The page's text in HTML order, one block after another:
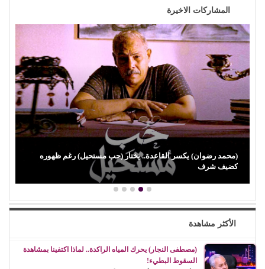
المشاركات الاخيرة
(باميلا نون) تنجو من حادث مأساوي أثناء تصوير (فيزا) ورسالة مؤثرة
لوالدتها…
الأكثر مشاهدة
(مصطفى النجار) يحرك المياه الراكدة.. لماذا اكتفينا بمشاهدة
السقوط البطيء!